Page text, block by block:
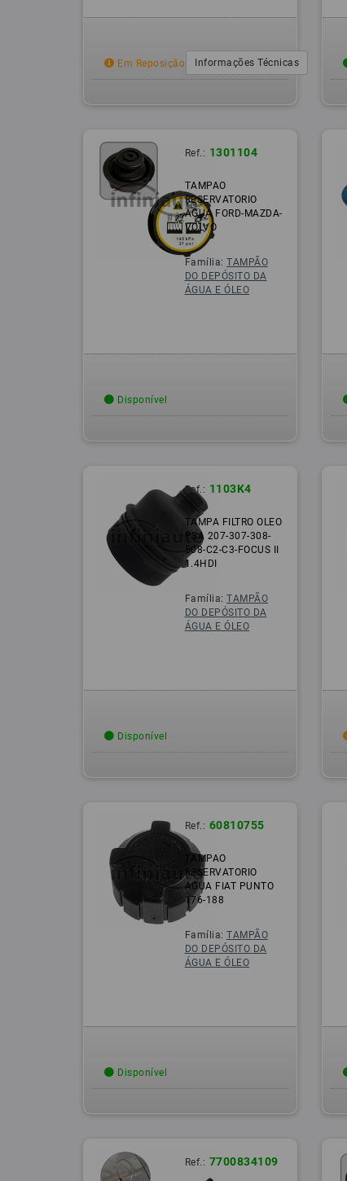
Em Reposição Informações Técnicas
Ref.: 1301104
TAMPAO
RESERVATORIO
AGUA FORD-MAZDA-
VOLVO
Família:TAMPÃO
DO DEPÓSITO DA
ÁGUA E ÓLEO
Disponível
Ref.: 1103K4
TAMPA FILTRO OLEO
PSA 207-307-308-
508-C2-C3-FOCUS II
1.4HDI
Família:TAMPÃO
DO DEPÓSITO DA
ÁGUA E ÓLEO
Disponível
Ref.: 60810755
TAMPAO
RESERVATORIO
AGUA FIAT PUNTO
176-188
Família:TAMPÃO
DO DEPÓSITO DA
ÁGUA E ÓLEO
Disponível
Ref.: 7700834109